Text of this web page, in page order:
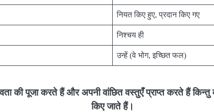
नियत किए हुए, प्रदान किए गए
निश्चय ही
उन्हें (वे भोग, इच्छित फल)
की पूजा करते हैं और अपनी वांछित वस्तुएँ प्राप्त करते हैं किन्तु
किए जाते हैं।